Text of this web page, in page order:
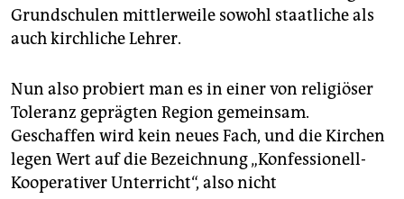
Grundschulen mittlerweile sowohl staatliche als
auch kirchliche Lehrer.
Nun also probiert man es in einer von religiöser
Toleranz geprägten Region gemeinsam.
Geschaffen wird kein neues Fach, und die Kirchen
legen Wert auf die Bezeichnung „Konfessionell-
Kooperativer Unterricht“, also nicht